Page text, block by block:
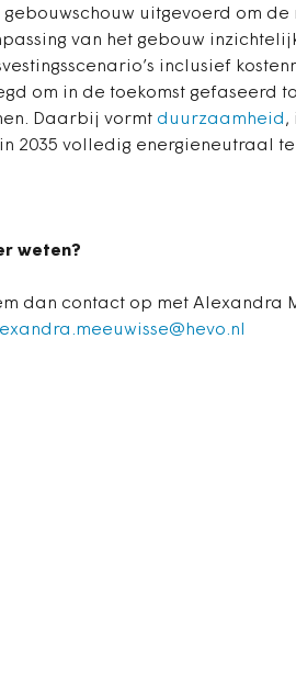
gebouwschouw uitgevoerd om
van het gebouw
inclusief
om in de toekomst gefaseerd
Daarbij vormt duurzaamheid ,
2035 volledig energieneutraal
weten?
dan contact op met Alexandra